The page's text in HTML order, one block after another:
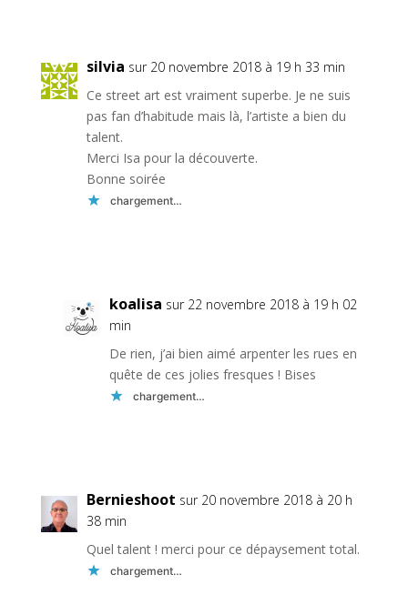
silvia sur 20 novembre 2018 à 19 h 33 min
Ce street art est vraiment superbe. Je ne suis
pas fan d’habitude mais là, l’artiste a bien du
talent.
Merci Isa pour la découverte.
Bonne soirée
chargement…
koalisa sur 22 novembre 2018 à 19 h 02
min
De rien, j’ai bien aimé arpenter les rues en
quête de ces jolies fresques ! Bises
chargement…
Bernieshoot sur 20 novembre 2018 à 20 h
38 min
Quel talent ! merci pour ce dépaysement total.
chargement…